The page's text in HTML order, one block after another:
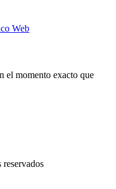
el momento exacto que